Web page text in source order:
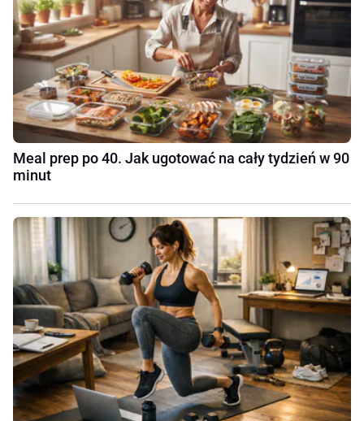
Meal prep po 40. Jak ugotować na cały tydzień w 90
minut